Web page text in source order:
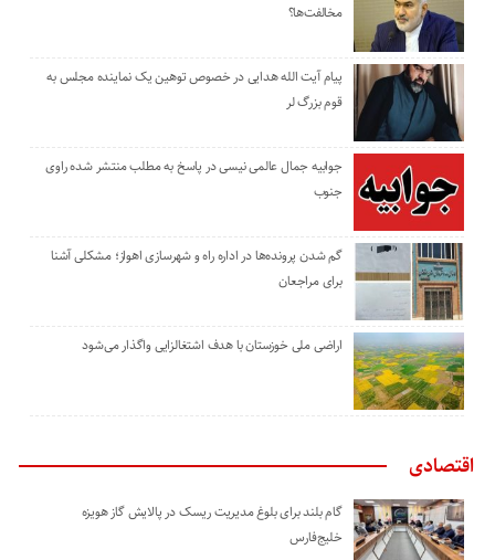
مخالفت‌ها؟
پیام آیت الله هدایی در خصوص توهین یک نماینده مجلس به
قوم بزرگ لر
جوابیه جمال عالمی نیسی در پاسخ به مطلب منتشر شده راوی
جنوب
گم شدن پرونده‌ها در اداره راه و شهرسازی اهواز؛ مشکلی آشنا
برای مراجعان
اراضی ملی خوزستان با هدف اشتغالزایی واگذار می‌شود
اقتصادی
گام بلند برای بلوغ مدیریت ریسک در پالایش گاز هویزه
خلیج‌فارس